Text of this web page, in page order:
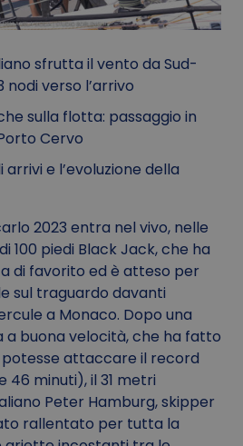
sfrutta il vento da Sud-
nodi verso l’arrivo
sulla flotta: passaggio in
Cervo
arrivi e l’evoluzione della
2023 entra nel vivo, nelle
100 piedi Black Jack, che ha
di favorito ed è atteso per
sul traguardo davanti
a Monaco. Dopo una
a buona velocità, che ha fatto
attaccare il record
46 minuti), il 31 metri
Peter Hamburg, skipper
rallentato per tutta la